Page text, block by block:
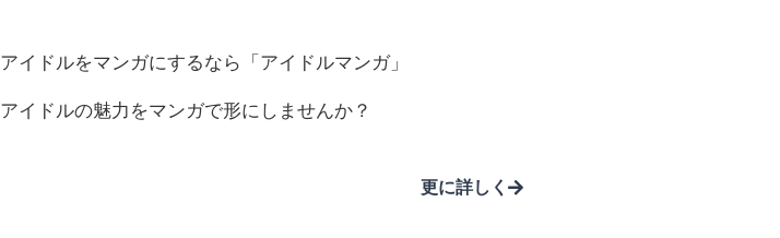
アイドルをマンガにするなら「アイドルマンガ」
アイドルの魅力をマンガで形にしませんか？
更に詳しく